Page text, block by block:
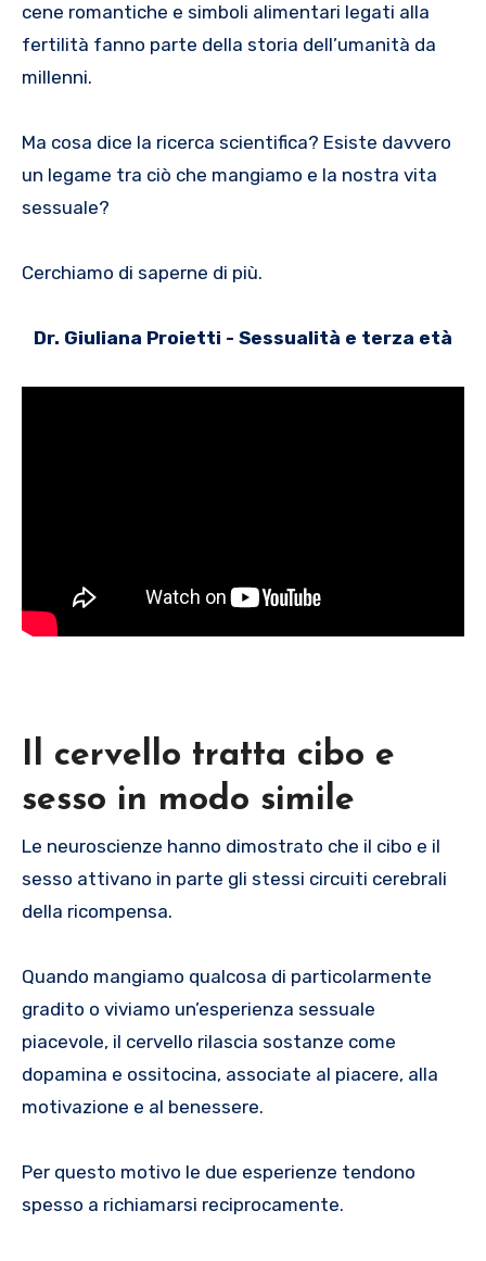
cene romantiche e simboli alimentari legati alla
fertilità fanno parte della storia dell’umanità da
millenni.
Ma cosa dice la ricerca scientifica? Esiste davvero
un legame tra ciò che mangiamo e la nostra vita
sessuale?
Cerchiamo di saperne di più.
Dr. Giuliana Proietti - Sessualità e terza età
Il cervello tratta cibo e
sesso in modo simile
Le neuroscienze hanno dimostrato che il cibo e il
sesso attivano in parte gli stessi circuiti cerebrali
della ricompensa.
Quando mangiamo qualcosa di particolarmente
gradito o viviamo un’esperienza sessuale
piacevole, il cervello rilascia sostanze come
dopamina e ossitocina, associate al piacere, alla
motivazione e al benessere.
Per questo motivo le due esperienze tendono
spesso a richiamarsi reciprocamente.